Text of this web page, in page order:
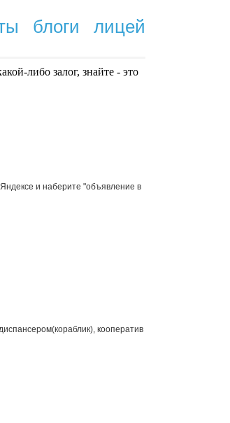
блоги лицей
либо залог, знайте - это
и наберите "объявление в
кооператив